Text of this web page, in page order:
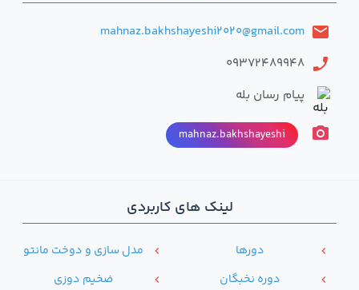
email
mahnaz.bakhshayeshi2020@gmail.com
phone
09372489948
پیام رسان بله
photo_camera
mahnaz.bakhshayeshi
لینک های کاربردی
chevron_left دور‌ها
chevron_left دوره نخبگان
chevron_left مدل سازی و دوخت مانتو
chevron_left ضخیم دوزی